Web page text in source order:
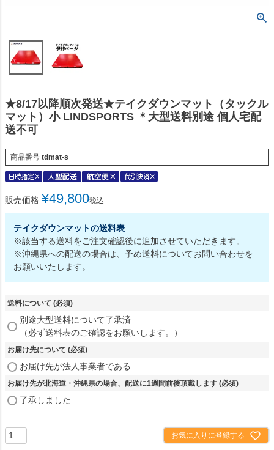
★8/17以降順次発送★テイクダウンマット（タックル
マット）小 LINDSPORTS ＊大型送料別途 個人宅配
送不可
商品番号 tdmat-s
販売価格 ¥49,800税込
テイクダウンマットの送料表
※該当する送料をご注文確認後に追加させていただきます。
※沖縄県への配送の場合は、予め送料についてお問い合わせを
お願いいたします。
送料について (必須)
別途大型送料について了承済
（必ず送料表のご確認をお願いします。）
お届け先について (必須)
お届け先が法人事業者である
お届け先が北海道・沖縄県の場合、配送に1週間前後頂戴します (必須)
了承しました
お気に入りに登録する